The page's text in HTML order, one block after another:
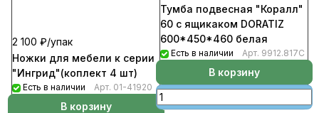
2 100 ₽/упак
Ножки для мебели к серии
"Ингрид"(коплект 4 шт)
Есть в наличии Арт. 01-41920
В корзину
Тумба подвесная "Коралл"
60 с ящикаком DORATIZ
600*450*460 белая
Есть в наличии Арт. 9912.817С
В корзину